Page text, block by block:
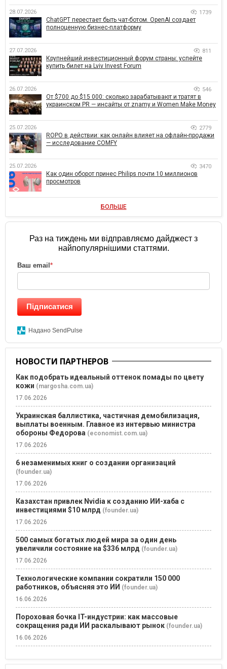
28.07.2026 1739
ChatGPT перестает быть чат-ботом. OpenAI создает
полноценную бизнес-платформу
27.07.2026 811
Крупнейший инвестиционный форум страны: успейте
купить билет на Lviv Invest Forum
26.07.2026 546
От $700 до $15 000: сколько зарабатывают и тратят в
украинском PR — инсайты от znamy и Women Make Money
25.07.2026 2779
ROPO в действии: как онлайн влияет на офлайн-продажи
— исследование COMFY
25.07.2026 3470
Как один оборот принес Philips почти 10 миллионов
просмотров
БОЛЬШЕ
Раз на тиждень ми відправляємо дайджест з
найпопулярнішими статтями.
Ваш email *
Підписатися
Надано SendPulse
НОВОСТИ ПАРТНЕРОВ
Как подобрать идеальный оттенок помады по цвету
кожи (margosha.com.ua)
17.06.2026
Украинская баллистика, частичная демобилизация,
выплаты военным. Главное из интервью министра
обороны Федорова (economist.com.ua)
17.06.2026
6 незаменимых книг о создании организаций
(founder.ua)
17.06.2026
Казахстан привлек Nvidia к созданию ИИ-хаба с
инвестициями $10 млрд (founder.ua)
17.06.2026
500 самых богатых людей мира за один день
увеличили состояние на $336 млрд (founder.ua)
17.06.2026
Технологические компании сократили 150 000
работников, объясняя это ИИ (founder.ua)
16.06.2026
Пороховая бочка IT-индустрии: как массовые
сокращения ради ИИ раскалывают рынок (founder.ua)
16.06.2026